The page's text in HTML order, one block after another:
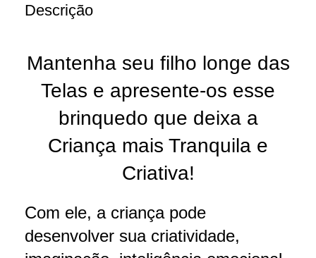
Descrição
Mantenha seu filho longe das
Telas e apresente-os esse
brinquedo que deixa a
Criança mais Tranquila e
Criativa!
Com ele, a criança pode
desenvolver sua criatividade,